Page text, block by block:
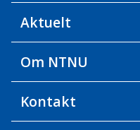
Aktuelt
Om NTNU
Kontakt